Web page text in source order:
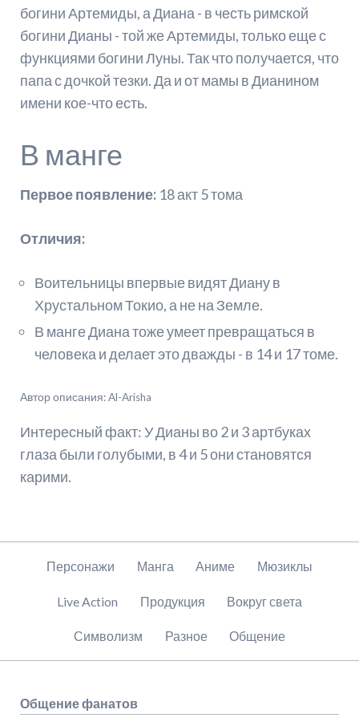
богини Артемиды, а Диана - в честь римской
богини Дианы - той же Артемиды, только еще с
функциями богини Луны. Так что получается, что
папа с дочкой тезки. Да и от мамы в Дианином
имени кое-что есть.
В манге
Первое появление: 18 акт 5 тома
Отличия:
Воительницы впервые видят Диану в
Хрустальном Токио, а не на Земле.
В манге Диана тоже умеет превращаться в
человека и делает это дважды - в 14 и 17 томе.
Автор описания: Al-Arisha
Интересный факт: У Дианы во 2 и 3 артбуках
глаза были голубыми, в 4 и 5 они становятся
карими.
Пропустить
Персонажи Манга Аниме Мюзиклы
Live Action Продукция Вокруг света
Символизм Разное Общение
Общение фанатов